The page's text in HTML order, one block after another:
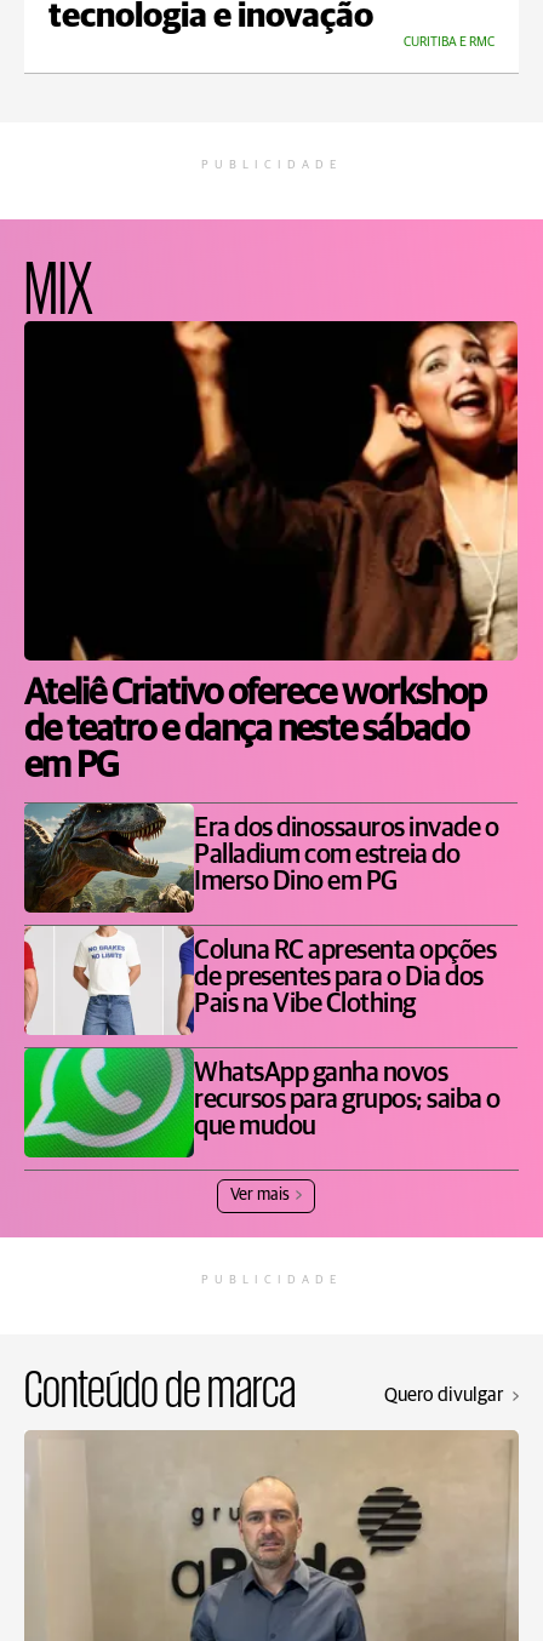
tecnologia e inovação
CURITIBA E RMC
PUBLICIDADE
MIX
Ateliê Criativo oferece workshop
de teatro e dança neste sábado
em PG
Era dos dinossauros invade o
Palladium com estreia do
Imerso Dino em PG
Coluna RC apresenta opções
de presentes para o Dia dos
Pais na Vibe Clothing
WhatsApp ganha novos
recursos para grupos; saiba o
que mudou
Ver mais
PUBLICIDADE
Conteúdo de marca Quero divulgar